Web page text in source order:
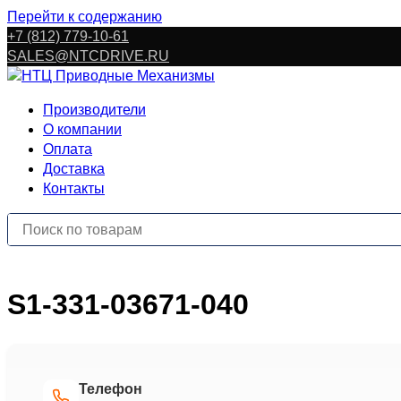
Перейти к содержанию
+7 (812) 779-10-61
SALES@NTCDRIVE.RU
Производители
О компании
Оплата
Доставка
Контакты
S1-331-03671-040
Телефон